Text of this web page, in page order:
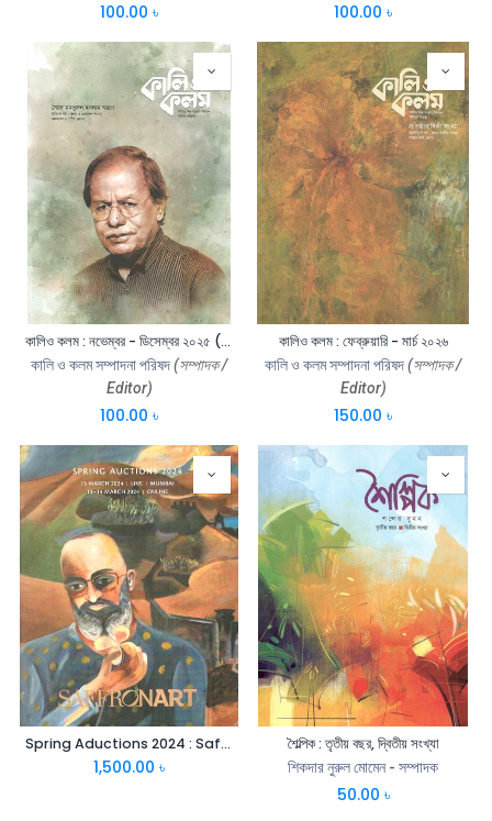
100.00 ৳ 100.00 ৳
কালিও কলম : নভেম্বর - ডিসেম্বর ২০২৫ (সৈয়দ মনজুরুল ইসলাম ম্মরণে)
কালি ও কলম সম্পাদনা পরিষদ(সম্পাদক /
Editor)
100.00 ৳
কালিও কলম : ফেব্রুয়ারি - মার্চ ২০২৬
কালি ও কলম সম্পাদনা পরিষদ(সম্পাদক /
Editor)
150.00 ৳
Spring Aductions 2024 : Saffonart
1,500.00 ৳
শৈল্পিক : তৃতীয় বছর, দ্বিতীয় সংখ্যা
শিকদার নুরুল মোমেন - সম্পাদক
50.00 ৳